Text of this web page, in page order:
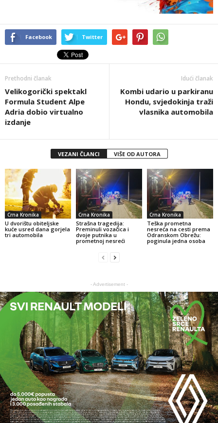
Facebook Twitter
Prethodni članak
Velikogorički spektakl
Formula Student Alpe
Adria dobio virtualno
izdanje
Idući članak
Kombi udario u parkiranu
Hondu, svjedokinja traži
vlasnika automobila
VEZANI ČLANCI VIŠE OD AUTORA
Crna Kronika
U dvorištu obiteljske
kuće usred dana gorjela
tri automobila
Crna Kronika
Strašna tragedija:
Preminuli vozačica i
dvoje putnika u
prometnoj nesreći
Crna Kronika
Teška prometna
nesreća na cesti prema
Odranskom Obrežu:
poginula jedna osoba
- Advertisement -